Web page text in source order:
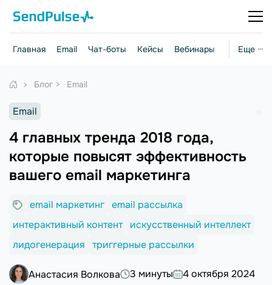
Еще ···
Главная Email Чат-боты Кейсы Вебинары Стратегии
Блог Email
Email
4 главных тренда 2018 года,
которые повысят эффективность
вашего email маркетинга
email маркетинг email рассылка
интерактивный контент
искусственный интеллект
лидогенерация
триггерные рассылки
Анастасия Волкова 3 минуты 4 октября 2024